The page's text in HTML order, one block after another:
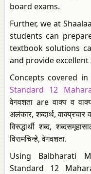
board exams.
Further, we at
students can
textbook solutions
and provide
Concepts covered in
Standard 12
वेगवशता are वाक्य व
अलंकार, शब्दार्थ, वाक्प्रचार
विरुद्धार्थी शब्द,
विरामचिन्हे, वेगवशता.
Using Balbharati
Standard 12